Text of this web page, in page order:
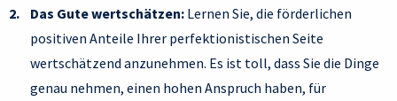
Das Gute wertschätzen: Lernen Sie, die förderlichen
positiven Anteile Ihrer perfektionistischen Seite
wertschätzend anzunehmen. Es ist toll, dass Sie die Dinge
genau nehmen, einen hohen Anspruch haben, für